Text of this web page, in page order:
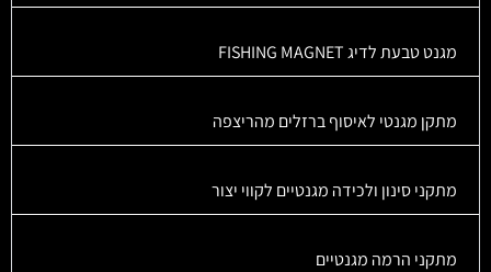
מגנט טבעת לדיג FISHING MAGNET
מתקן מגנטי לאיסוף ברזלים מהריצפה
מתקני סינון ולכידה מגנטיים לקווי יצור
מתקני הרמה מגנטיים